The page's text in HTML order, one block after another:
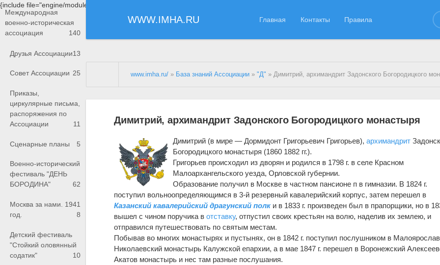
{include file="engine/modules/saperu/head.php"}
WWW.IMHA.RU Главная Контакты Правила
Международная
военно-историческая
ассоциация
140
Друзья Ассоциации13
Совет Ассоциации 25
Приказы,
циркулярные письма,
распоряжения по
Ассоциации
11
Сценарные планы 5
Военно-исторический
фестиваль "ДЕНЬ
БОРОДИНА"
62
Москва за нами. 1941
год.
8
Детский фестиваль
"Стойкий оловянный
содатик"
10
www.imha.ru/ » База знаний Ассоциации »"Д" » Димитрий, архимандрит Задонского Богородицкого
Димитрий, архимандрит Задонского Богородицкого монастыря
Димитрий (в мире — Дормидонт Григорьевич Григорьев),архимандрит
Богородицкого монастыря (1860 1882 гг.).
Григорьев происходил из дворян и родился в 1798 г. в селе Красном
Малоархангельского уезда, Орловской губернии.
Образование получил в Москве в частном пансионе п в гимназии. В 1824 г.
поступил вольноопределяющимся в 3-й резервный кавалерийский корпус, затем перешел в
Казанский кавалерийский драгунский полк и в 1833 г. произведен был в прапорщики, но в
вышел с чином поручика вотставку, отпустил своих крестьян на волю, наделив их землею, и
отправился путешествовать по святым местам.
Побывав во многих монастырях и пустынях, он в 1842 г. поступил послушником в
Николаевский монастырь Калужской епархии, а в мае 1847 г. перешел в Воронежский
Акатов монастырь и нес там разные послушания.